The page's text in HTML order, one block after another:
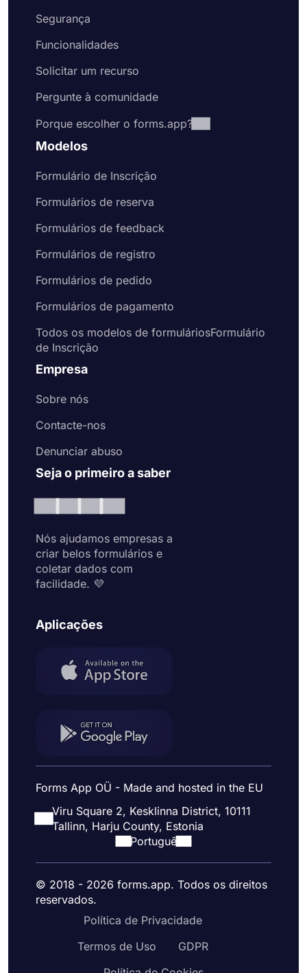
Segurança
Funcionalidades
Solicitar um recurso
Pergunte à comunidade
Porque escolher o forms.app?
Modelos
Formulário de Inscrição
Formulários de reserva
Formulários de feedback
Formulários de registro
Formulários de pedido
Formulários de pagamento
Todos os modelos de formuláriosFormulário
de Inscrição
Empresa
Sobre nós
Contacte-nos
Denunciar abuso
Seja o primeiro a saber
Nós ajudamos empresas a
criar belos formulários e
coletar dados com
facilidade. 💜
Aplicações
Forms App OÜ - Made and hosted in the EU
Viru Square 2, Kesklinna District, 10111
Tallinn, Harju County, Estonia
Portuguê
© 2018 - 2026 forms.app. Todos os direitos
reservados.
Política de Privacidade
Termos de Uso
GDPR